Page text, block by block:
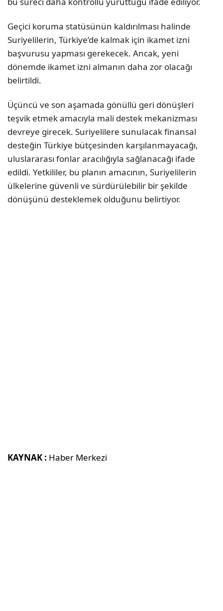
Geçici koruma statüsünün kaldırılması halinde
Suriyelilerin, Türkiye’de kalmak için ikamet izni
başvurusu yapması gerekecek. Ancak, yeni
dönemde ikamet izni almanın daha zor olacağı
belirtildi.
Üçüncü ve son aşamada gönüllü geri dönüşleri
teşvik etmek amacıyla mali destek mekanizması
devreye girecek. Suriyelilere sunulacak finansal
desteğin Türkiye bütçesinden karşılanmayacağı,
uluslararası fonlar aracılığıyla sağlanacağı ifade
edildi. Yetkililer, bu planın amacının, Suriyelilerin
ülkelerine güvenli ve sürdürülebilir bir şekilde
dönüşünü desteklemek olduğunu belirtiyor.
KAYNAK : Haber Merkezi